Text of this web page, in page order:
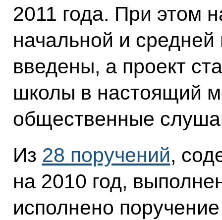
2011 года. При этом
начальной и
введены, а проект
школы в настоящий
общественные
Из 28 поручений,
на 2010 год,
исполнено